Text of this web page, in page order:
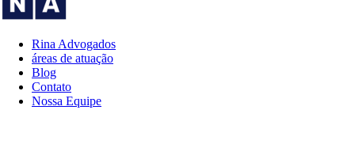
Rina Advogados
áreas de atuação
Blog
Contato
Nossa Equipe